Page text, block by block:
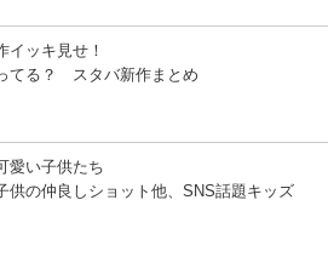
イッキ見せ！
てる？ スタバ新作まとめ
愛い子供たち
供の仲良しショット他、SNS話題キッズ